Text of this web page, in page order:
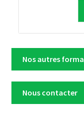
Nos autres
Nous contacter